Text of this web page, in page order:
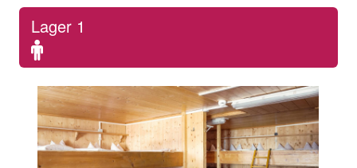
Lager 1
Standard
occupancy:
1
persons